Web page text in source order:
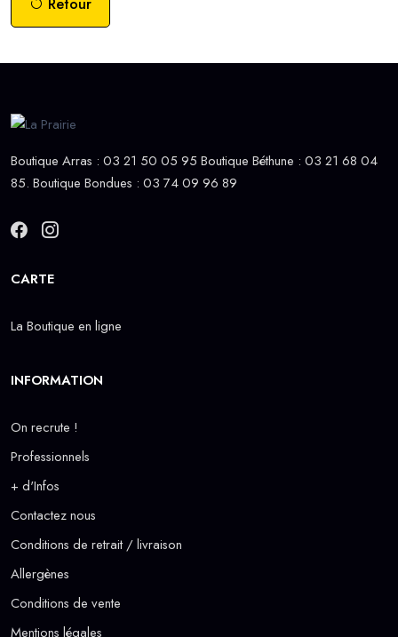
Retour
Boutique Arras : 03 21 50 05 95 Boutique Béthune : 03 21 68 04
85. Boutique Bondues : 03 74 09 96 89
CARTE
La Boutique en ligne
INFORMATION
On recrute !
Professionnels
+ d'Infos
Contactez nous
Conditions de retrait / livraison
Allergènes
Conditions de vente
Mentions légales